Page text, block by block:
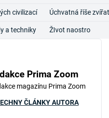
civilizací Úchvatná říše zvířat
a techniky ŽIvot naostro
Prima Zoom
magazínu Prima Zoom
ČLÁNKY AUTORA